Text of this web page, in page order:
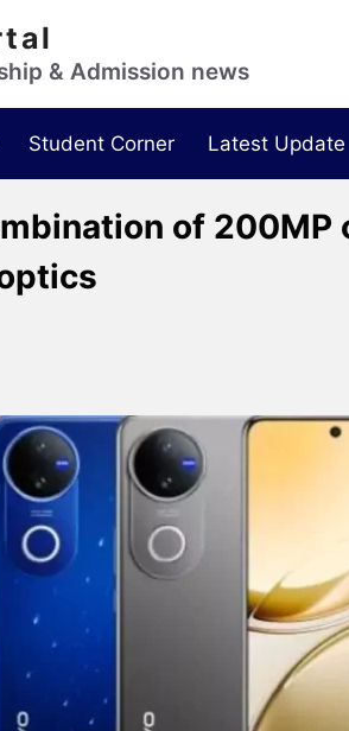
& Admission news
Student Corner Latest Update
of 200MP